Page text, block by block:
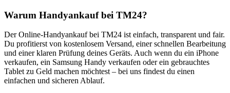
Warum Handyankauf bei TM24?
Der Online-Handyankauf bei TM24 ist einfach, transparent und fair.
Du profitierst von kostenlosem Versand, einer schnellen Bearbeitung
und einer klaren Prüfung deines Geräts. Auch wenn du ein iPhone
verkaufen, ein Samsung Handy verkaufen oder ein gebrauchtes
Tablet zu Geld machen möchtest – bei uns findest du einen
einfachen und sicheren Ablauf.